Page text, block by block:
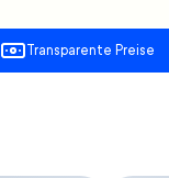
Transparente Preise